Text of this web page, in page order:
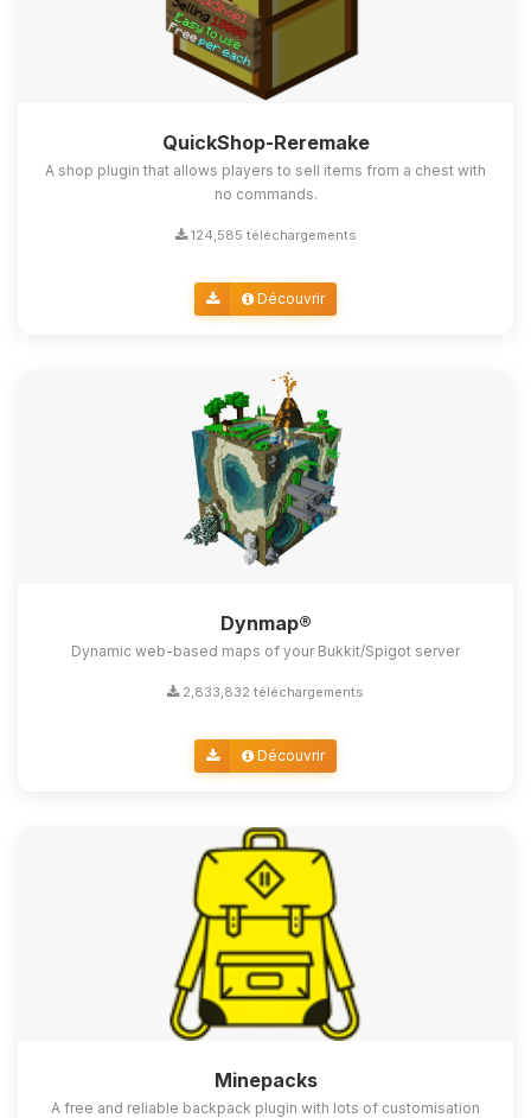
QuickShop-Reremake
A shop plugin that allows players to sell items from a chest with
no commands.
124,585 téléchargements
Découvrir
Dynmap®
Dynamic web-based maps of your Bukkit/Spigot server
2,833,832 téléchargements
Découvrir
Minepacks
A free and reliable backpack plugin with lots of customisation